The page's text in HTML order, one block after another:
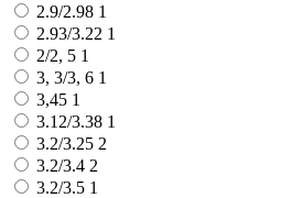
2.9/2.98 1
2.93/3.22 1
2/2, 5 1
3, 3/3, 6 1
3,45 1
3.12/3.38 1
3.2/3.25 2
3.2/3.4 2
3.2/3.5 1